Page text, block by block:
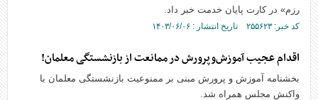
رزم» در کارت پایان خدمت خبر داد.
کد خبر: ۲۵۵۶۲۳ تاریخ انتشار : ۱۴۰۳/۰۶/۰۶
اقدام عجیب آموزش‌و‌پرورش در ممانعت از بازنشستگی معلمان!
بخشنامه آموزش و پرورش مبنی بر ممنوعیت بازنشستگی معلمان با
واکنش مجلس همراه شد.